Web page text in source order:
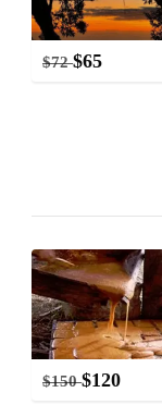
$72 $65
$150 $120